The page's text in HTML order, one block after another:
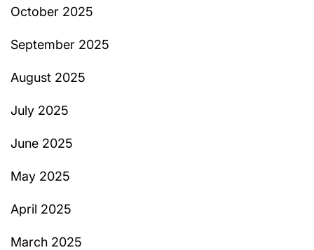
October 2025
September 2025
August 2025
July 2025
June 2025
May 2025
April 2025
March 2025